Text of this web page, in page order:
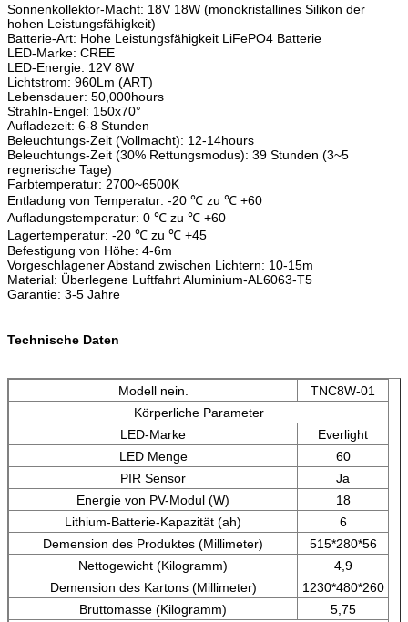
Sonnenkollektor-Macht: 18V 18W (monokristallines Silikon der
hohen Leistungsfähigkeit)
Batterie-Art: Hohe Leistungsfähigkeit LiFePO4 Batterie
LED-Marke: CREE
LED-Energie: 12V 8W
Lichtstrom: 960Lm (ART)
Lebensdauer: 50,000hours
Strahln-Engel: 150x70°
Aufladezeit: 6-8 Stunden
Beleuchtungs-Zeit (Vollmacht): 12-14hours
Beleuchtungs-Zeit (30% Rettungsmodus): 39 Stunden (3~5
regnerische Tage)
Farbtemperatur: 2700~6500K
Entladung von Temperatur: -20 ℃ zu ℃ +60
Aufladungstemperatur: 0 ℃ zu ℃ +60
Lagertemperatur: -20 ℃ zu ℃ +45
Befestigung von Höhe: 4-6m
Vorgeschlagener Abstand zwischen Lichtern: 10-15m
Material: Überlegene Luftfahrt Aluminium-AL6063-T5
Garantie: 3-5 Jahre
Technische Daten
Modell nein.
TNC8W-01
Körperliche Parameter
LED-Marke
Everlight
LED Menge
60
PIR Sensor
Ja
Energie von PV-Modul (W)
18
Lithium-Batterie-Kapazität (ah)
6
Demension des Produktes (Millimeter)
515*280*56
Nettogewicht (Kilogramm)
4,9
Demension des Kartons (Millimeter)
1230*480*260
Bruttomasse (Kilogramm)
5,75